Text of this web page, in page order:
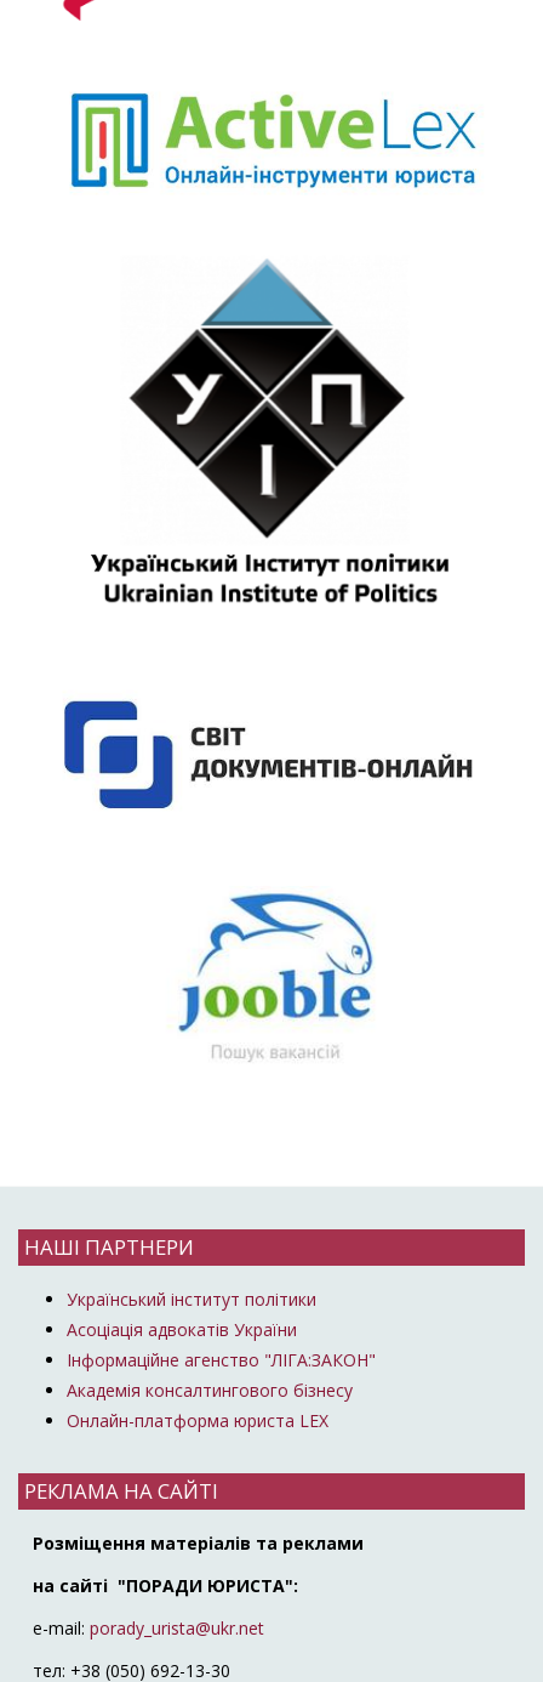
НАШІ ПАРТНЕРИ
Український інститут політики
Асоціація адвокатів України
Інформаційне агенство "ЛІГА:ЗАКОН"
Академія консалтингового бізнесу
Онлайн-платформа юриста LEX
РЕКЛАМА НА САЙТІ
Розміщення матеріалів та реклами
на сайті "ПОРАДИ ЮРИСТА":
e-mail: porady_urista@ukr.net
тел: +38 (050) 692-13-30